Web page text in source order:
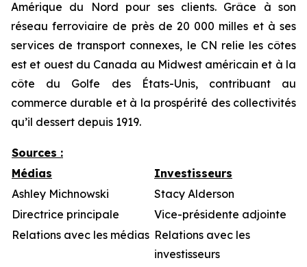
Amérique du Nord pour ses clients. Grâce à son
réseau ferroviaire de près de 20 000 milles et à ses
services de transport connexes, le CN relie les côtes
est et ouest du Canada au Midwest américain et à la
côte du Golfe des États-Unis, contribuant au
commerce durable et à la prospérité des collectivités
qu’il dessert depuis 1919.
Sources :
Médias
Investisseurs
Ashley Michnowski
Stacy Alderson
Directrice principale
Vice-présidente adjointe
Relations avec les médias Relations avec les
investisseurs